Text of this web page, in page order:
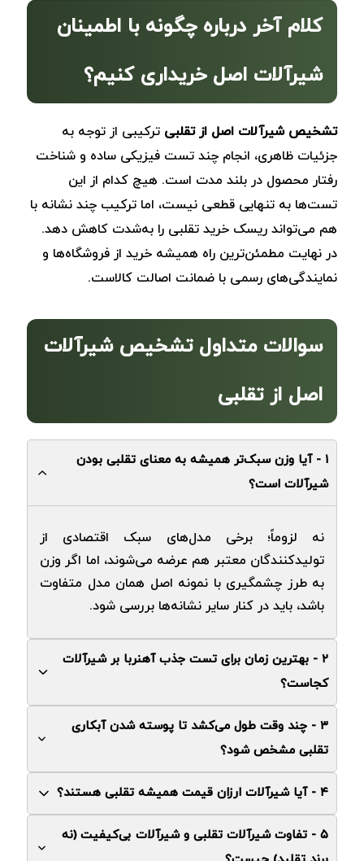
کلام آخر درباره چگونه با اطمینان
شیرآلات اصل خریداری کنیم؟
تشخیص شیرآلات اصل از تقلبی ترکیبی از توجه به
جزئیات ظاهری، انجام چند تست فیزیکی ساده و شناخت
رفتار محصول در بلند مدت است. هیچ‌ کدام از این
تست‌ها به ‌تنهایی قطعی نیست، اما ترکیب چند نشانه با
هم می‌تواند ریسک خرید تقلبی را به‌شدت کاهش دهد.
در نهایت مطمئن‌ترین راه همیشه خرید از فروشگاه‌ها و
نمایندگی‌های رسمی با ضمانت اصالت کالاست.
سوالات متداول تشخیص شیرآلات
اصل از تقلبی
۱ - آیا وزن سبک‌تر همیشه به معنای تقلبی بودن
شیرآلات است؟
نه لزوماً؛ برخی مدل‌های سبک اقتصادی از
تولیدکنندگان معتبر هم عرضه می‌شوند، اما اگر وزن
به‌ طرز چشمگیری با نمونه اصل همان مدل متفاوت
باشد، باید در کنار سایر نشانه‌ها بررسی شود.
۲ - بهترین زمان برای تست جذب آهنربا بر شیرآلات
کجاست؟
روی بدنه اصلی شیر، نه فقط دسته یا اسکوچن، زیرا
برخی محصولات تقلبی فقط قطعات ظاهری را از برنج
و بدنه اصلی را از فلز ارزان‌تر می‌سازند.
۳ - چند وقت طول می‌کشد تا پوسته ‌شدن آبکاری
تقلبی مشخص شود؟
معمولاً در محصولات تقلبی، اولین نشانه‌های تیره‌ یا
پوسته‌ شدن ظرف سه تا شش ماه استفاده معمولی
قابل مشاهده است، درحالی‌که آبکاری استاندارد چند
۴ - آیا شیرآلات ارزان ‌قیمت همیشه تقلبی هستند؟
خیر، اما قیمت به ‌طرز مشکوک پایین‌تر از میانگین
۵ - تفاوت شیرآلات تقلبی و شیرآلات بی‌کیفیت (نه